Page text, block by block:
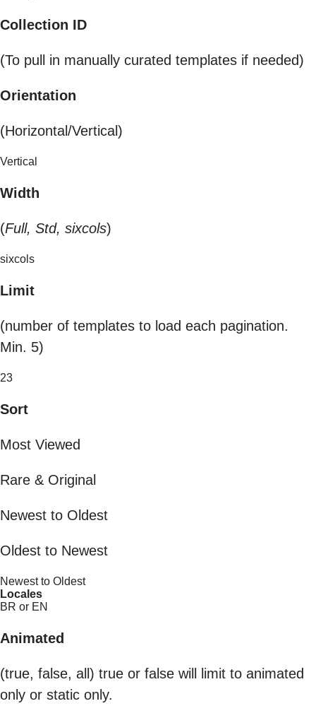
Collection ID
(To pull in manually curated templates if needed)
Orientation
(Horizontal/Vertical)
Vertical
Width
(Full, Std, sixcols)
sixcols
Limit
(number of templates to load each pagination.
Min. 5)
23
Sort
Most Viewed
Rare & Original
Newest to Oldest
Oldest to Newest
Newest to Oldest
Locales
BR or EN
Animated
(true, false, all) true or false will limit to animated
only or static only.